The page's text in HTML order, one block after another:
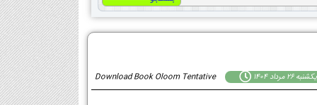
Download Book Oloom Tentative يكشنبه 26 مرداد 1404